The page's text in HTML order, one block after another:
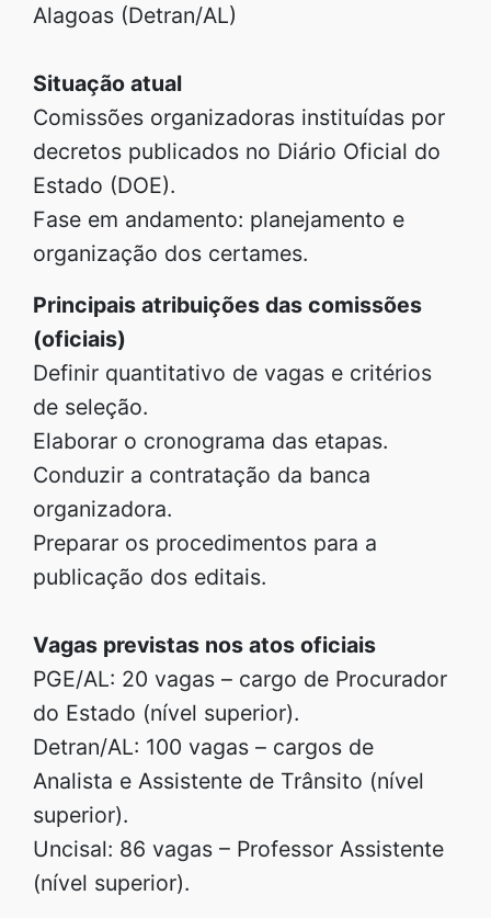
Alagoas (Detran/AL)
Situação atual
Comissões organizadoras instituídas por
decretos publicados no Diário Oficial do
Estado (DOE).
Fase em andamento: planejamento e
organização dos certames.
Principais atribuições das comissões
(oficiais)
Definir quantitativo de vagas e critérios
de seleção.
Elaborar o cronograma das etapas.
Conduzir a contratação da banca
organizadora.
Preparar os procedimentos para a
publicação dos editais.
Vagas previstas nos atos oficiais
PGE/AL: 20 vagas – cargo de Procurador
do Estado (nível superior).
Detran/AL: 100 vagas – cargos de
Analista e Assistente de Trânsito (nível
superior).
Uncisal: 86 vagas – Professor Assistente
(nível superior).